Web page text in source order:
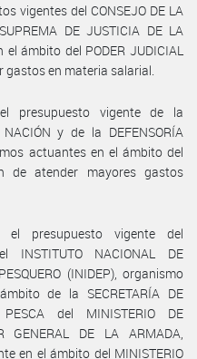
vigentes del CONSEJO DE LA
DE JUSTICIA DE LA
ámbito del PODER JUDICIAL
gastos en materia salarial.
presupuesto vigente de la
NACIÓN y de la DEFENSORÍA
actuantes en el ámbito del
de atender mayores gastos
presupuesto vigente del
INSTITUTO NACIONAL DE
(INIDEP), organismo
de la SECRETARÍA DE
PESCA del MINISTERIO DE
GENERAL DE LA ARMADA,
en el ámbito del MINISTERIO